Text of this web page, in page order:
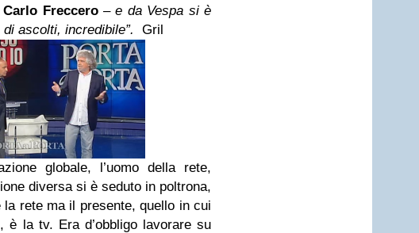
Freccero–e da Vespa si è
ascolti, incredibile”.
Gril
globale, l’uomo della rete,
diversa si è seduto in poltrona,
rete ma il presente, quello in cui
è la tv. Era d’obbligo lavorare su